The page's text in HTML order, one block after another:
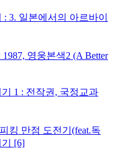
3. 일본에서의 아르바이
영웅본색2 (A Better
1 : 전작권, 국정교과
킹 만점 도전기(feat.독
[6]